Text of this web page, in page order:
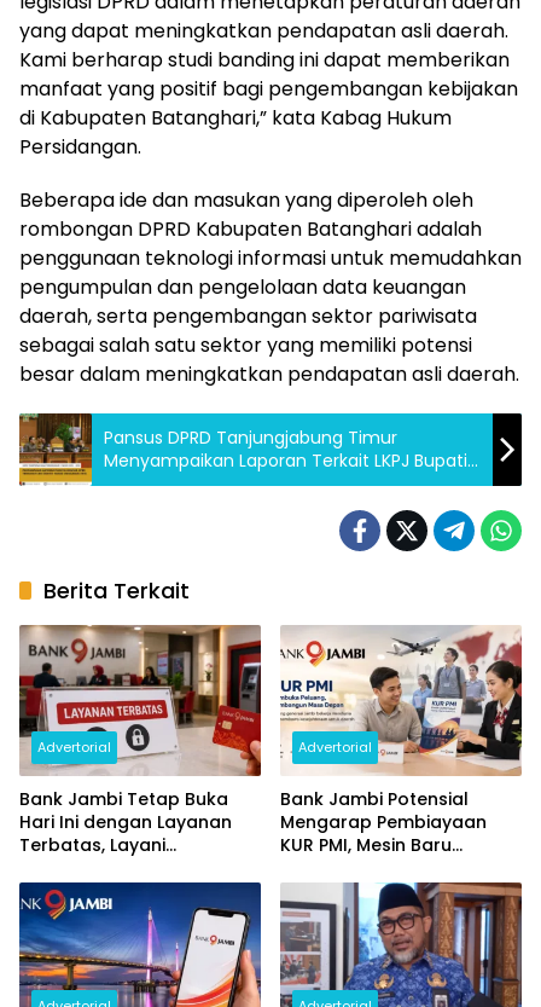
yang dapat meningkatkan pendapatan asli daerah.
Kami berharap studi banding ini dapat memberikan
manfaat yang positif bagi pengembangan kebijakan
di Kabupaten Batanghari,” kata Kabag Hukum
Persidangan.
Beberapa ide dan masukan yang diperoleh oleh
rombongan DPRD Kabupaten Batanghari adalah
penggunaan teknologi informasi untuk memudahkan
pengumpulan dan pengelolaan data keuangan
daerah, serta pengembangan sektor pariwisata
sebagai salah satu sektor yang memiliki potensi
besar dalam meningkatkan pendapatan asli daerah.
Pansus DPRD Tanjungjabung Timur
Menyampaikan Laporan Terkait LKPJ Bupati
Anggaran 2022
Berita Terkait
Advertorial
Bank Jambi Tetap Buka
Hari Ini dengan Layanan
Terbatas, Layani
dan Perubahan PIN
Advertorial
Bank Jambi Potensial
Mengarap Pembiayaan
KUR PMI, Mesin Baru
Daerah